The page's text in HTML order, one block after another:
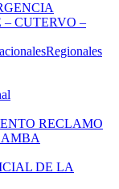
CUTERVO –
Regionales
RECLAMO
DE LA